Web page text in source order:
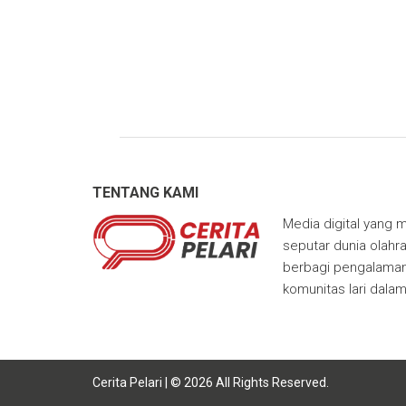
TENTANG KAMI
Media digital yang
seputar dunia
berbagi
komunitas lari
Cerita Pelari | © 2026 All Rights Reserved.